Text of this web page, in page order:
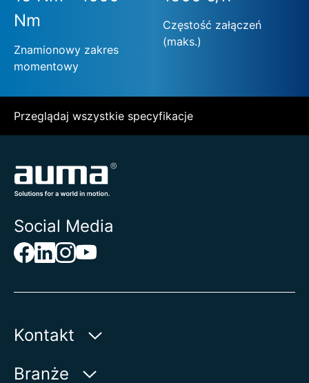
Nm
Znamionowy zakres
momentowy
Częstość załączeń
(maks.)
Przeglądaj wszystkie specyfikacje
Social Media
Kontakt
AUMA Riester
Branże